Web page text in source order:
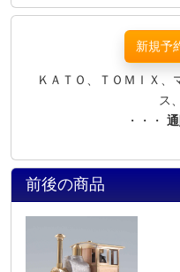
新規予
ＫＡＴＯ、ＴＯＭＩＸ、
ス
・・・
前後の商品